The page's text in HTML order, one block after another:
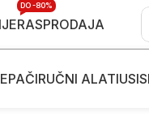
RASPRODAJA
DO -80%
RUČNI ALATI
za zavarivanje -